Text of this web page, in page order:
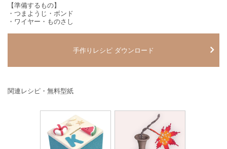
【準備するもの】
・つまようじ・ボンド
・ワイヤー・ものさし
手作りレシピ ダウンロード
関連レシピ・無料型紙